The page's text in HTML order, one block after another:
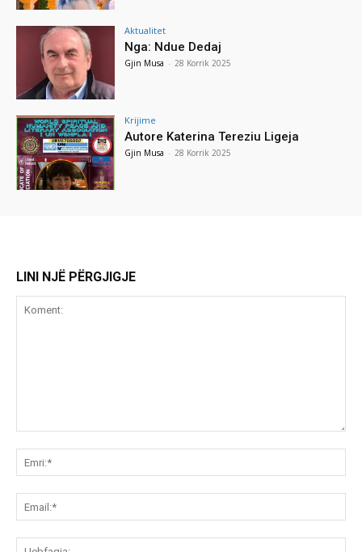
Aktualitet
Nga: Ndue Dedaj
Gjin Musa - 28 Korrik 2025
Krijime
Autore Katerina Tereziu Ligeja
Gjin Musa - 28 Korrik 2025
LINI NJË PËRGJIGJE